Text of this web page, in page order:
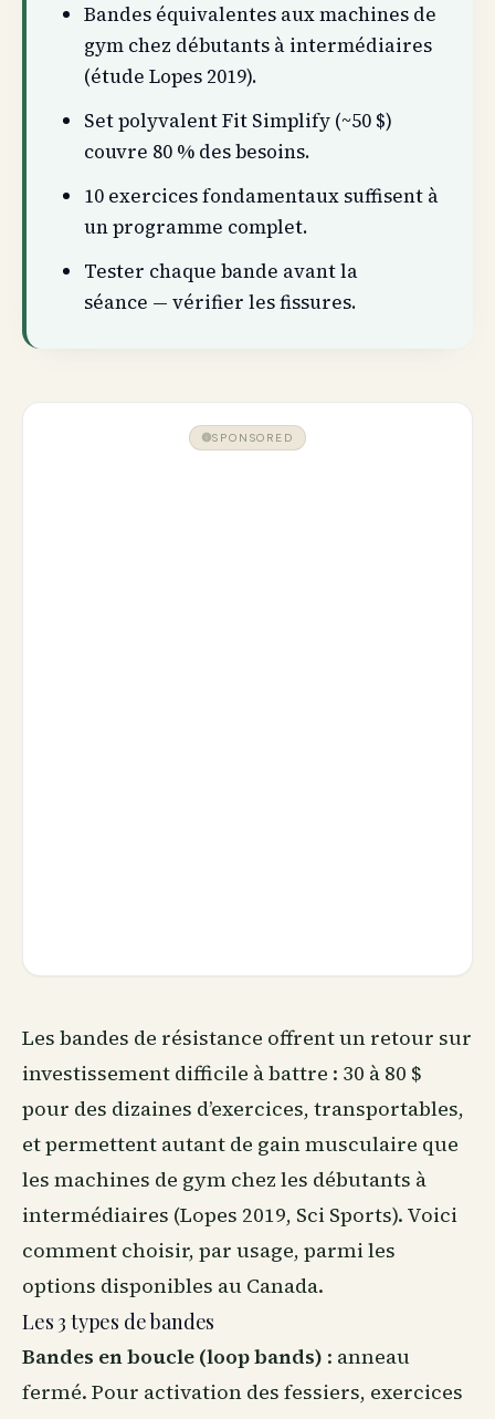
Bandes équivalentes aux machines de
gym chez débutants à intermédiaires
(étude Lopes 2019).
Set polyvalent Fit Simplify (~50 $)
couvre 80 % des besoins.
10 exercices fondamentaux suffisent à
un programme complet.
Tester chaque bande avant la
séance — vérifier les fissures.
SPONSORED
Les bandes de résistance offrent un retour sur
investissement difficile à battre : 30 à 80 $
pour des dizaines d’exercices, transportables,
et permettent autant de gain musculaire que
les machines de gym chez les débutants à
intermédiaires (Lopes 2019, Sci Sports). Voici
comment choisir, par usage, parmi les
options disponibles au Canada.
Les 3 types de bandes
Bandes en boucle (loop bands) : anneau
fermé. Pour activation des fessiers, exercices